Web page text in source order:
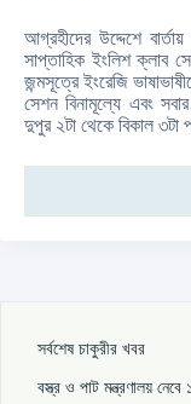
আগ্রহীদের উদ্দেশে
সাপ্তাহিক ইংলিশ ক্লাব
জন্মসূত্রে ইংরেজি
সেশন বিনামূল্যে এবং
দুপুর ২টা থেকে বিকাল ৩টা
সর্বশেষ চাকুরীর খবর
বস্ত্র ও পাট মন্ত্রণালয়